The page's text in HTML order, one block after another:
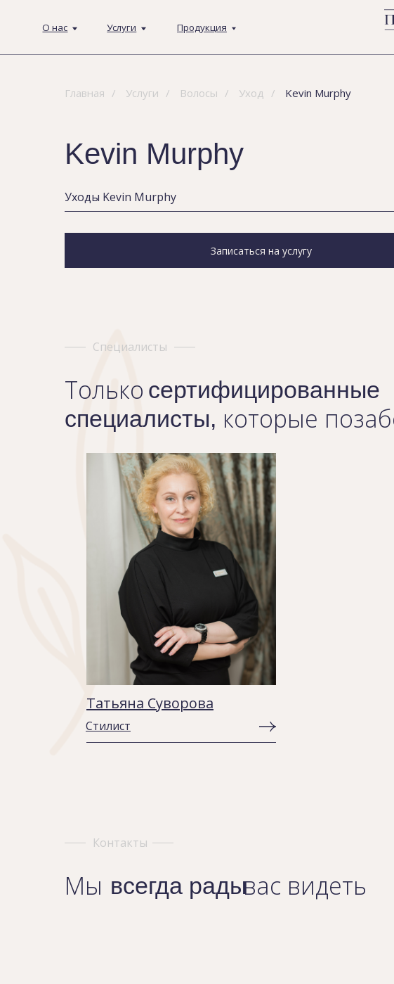
Продукция
Услуги
О нас
Главная / Услуги / Волосы / Уход / Kevin Murphy
Kevin Murphy
Уходы Kevin Murphy
Записаться на услугу
Специалисты
Только
которые
сертифицированные
специалисты,
Стилист
Татьяна Суворова
Контакты
Мы вас видеть
всегда рады